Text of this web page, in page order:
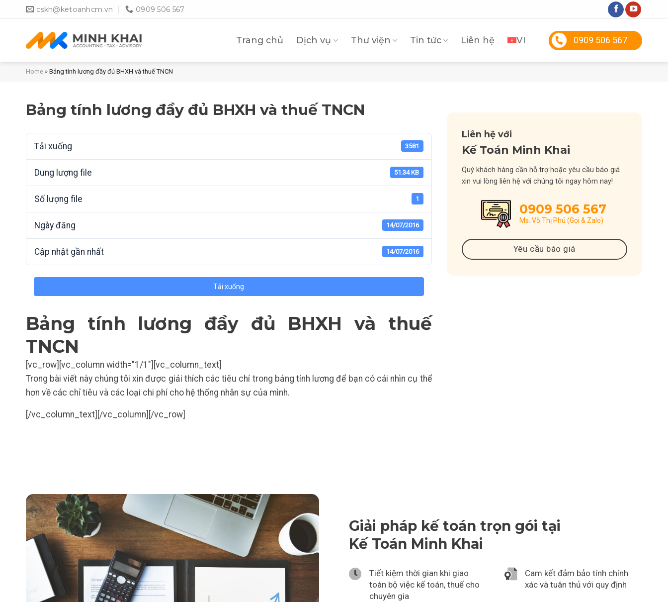
cskh@ketoanhcm.vn 0909 506 567
Trang chủ Dịch vụ Thư viện Tin tức Liên hệ VI 0909 506 567
Home » Bảng tính lương đầy đủ BHXH và thuế TNCN
Bảng tính lương đầy đủ BHXH và thuế TNCN
Tải xuống 3581
Dung lượng file 51.34 KB
Số lượng file 1
Ngày đăng 14/07/2016
Cập nhật gần nhất 14/07/2016
Tải xuống
Bảng tính lương đầy đủ BHXH và thuế
TNCN
[vc_row][vc_column width="1/1"][vc_column_text]
Trong bài viết này chúng tôi xin được giải thích các tiêu chí trong bảng tính lương để bạn có cái nhìn cụ thể
hơn về các chỉ tiêu và các loại chi phí cho hệ thống nhân sự của mình.
[/vc_column_text][/vc_column][/vc_row]
Liên hệ với
Kế Toán Minh Khai
Quý khách hàng cần hỗ trợ hoặc yêu cầu báo giá
xin vui lòng liên hệ với chúng tôi ngay hôm nay!
0909 506 567
Ms. Võ Thị Phú (Gọi & Zalo)
Yêu cầu báo giá
Giải pháp kế toán trọn gói tại
Kế Toán Minh Khai
Tiết kiệm thời gian khi giao
toàn bộ việc kế toán, thuế cho
chuyên gia
Cam kết đảm bảo tính chính
xác và tuân thủ với quy định